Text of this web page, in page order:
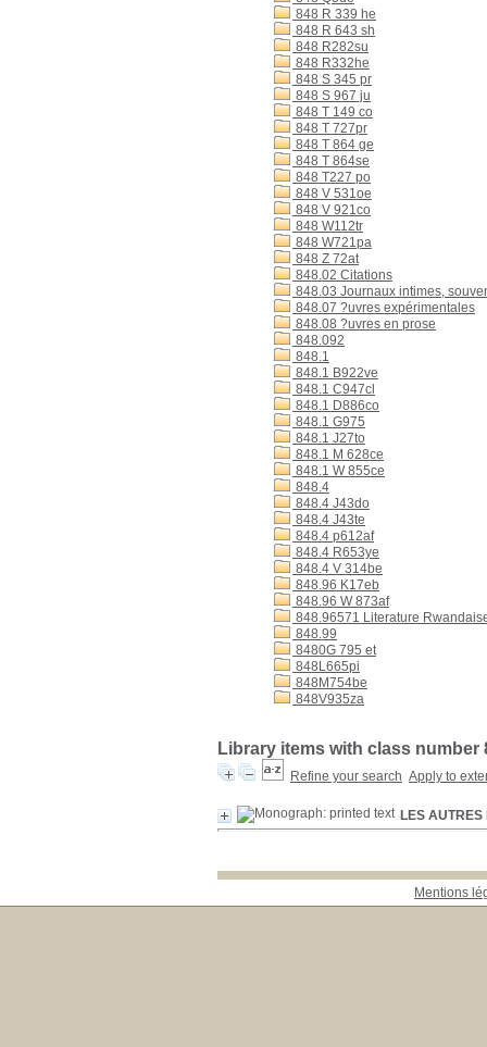
848 R 339 he
848 R 643 sh
848 R282su
848 R332he
848 S 345 pr
848 S 967 ju
848 T 149 co
848 T 727pr
848 T 864 ge
848 T 864se
848 T227 po
848 V 531oe
848 V 921co
848 W112tr
848 W721pa
848 Z 72at
848.02 Citations
848.03 Journaux intimes,
848.07 ?uvres expérimentales
848.08 ?uvres en prose
848.092
848.1
848.1 B922ve
848.1 C947cl
848.1 D886co
848.1 G975
848.1 J27to
848.1 M 628ce
848.1 W 855ce
848.4
848.4 J43do
848.4 J43te
848.4 p612af
848.4 R653ye
848.4 V 314be
848.96 K17eb
848.96 W 873af
848.96571 Literature
848.99
8480G 795 et
848L665pi
848M754be
848V935za
Library items with class number
Refine your search Apply to
LES AUTRES
Mentions